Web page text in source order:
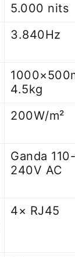
5.000 nits
3.840Hz
4.5kg
200W/m²
Ganda
240V AC
4× RJ45